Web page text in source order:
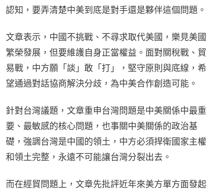
認知，要弄清楚中美到底是對手還是夥伴這個問題。
文章表示，中國不挑戰、不尋求取代美國，樂見美國
繁榮發展，但要維護自身正當權益。面對關稅戰、貿
易戰，中方願「談」敢「打」，堅守原則與底線，希
望通過對話協商解決分歧，為中美合作創造可能。
針對台灣議題，文章重申台灣問題是中美關係中最重
要、最敏感的核心問題，也事關中美關係的政治基
礎，強調台灣是中國的領土，中方必須捍衛國家主權
和領土完整，永遠不可能讓台灣分裂出去。
而在經貿問題上，文章先批評近年來美方單方面發起